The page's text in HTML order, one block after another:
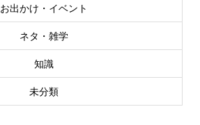
お出かけ・イベント
ネタ・雑学
知識
未分類